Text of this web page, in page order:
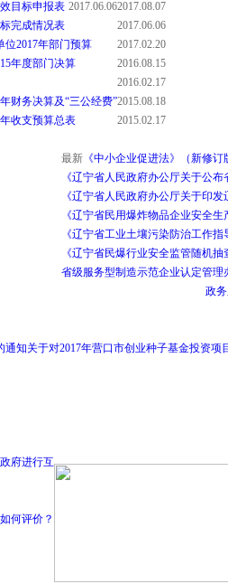
2017.08.07
目标申报表 2017.06.06
完成情况表
2017.06.06
位2017年部门预算
2017.02.20
年度部门决算
2016.08.15
2016.02.17
财务决算及“三公经费”2015.08.18
收支预算总表
2015.02.17
最新 《中小企业促进法》（新修订
《辽宁省人民政府办公厅关于公
《辽宁省人民政府办公厅关于印
《辽宁省民用爆炸物品企业安全
《辽宁省工业土壤污染防治工作
《辽宁省民爆行业安全监管随机
省级服务型制造示范企业认定管理
政
通知关于对2017年营口市创业种子基金投资项
府进行互
何评价？